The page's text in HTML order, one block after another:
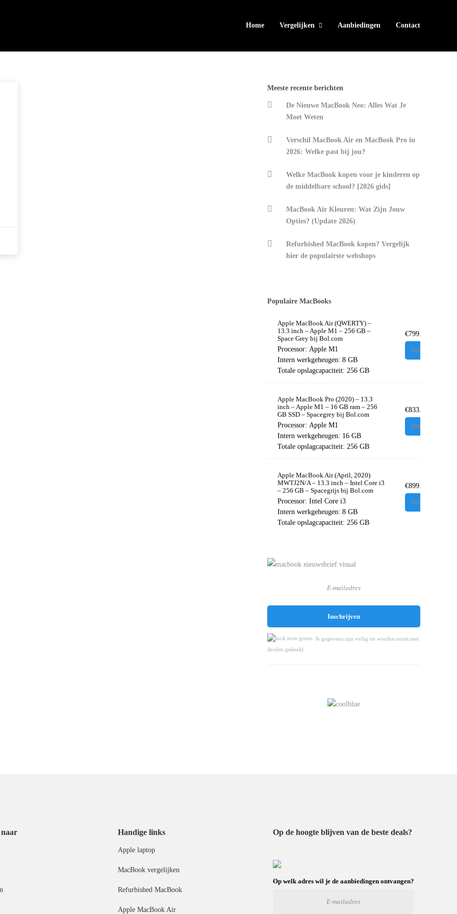
Home Vergelijken Aanbiedingen Contact
Meeste recente berichten
De Nieuwe MacBook Neo: Alles Wat Je
Moet Weten
Verschil MacBook Air en MacBook Pro in
2026: Welke past bij jou?
Welke MacBook kopen voor je kinderen op
de middelbare school? [2026 gids]
MacBook Air Kleuren: Wat Zijn Jouw
Opties? (Update 2026)
Refurbished MacBook kopen? Vergelijk
hier de populairste webshops
Populaire MacBooks
Apple MacBook Air (QWERTY) –
13.3 inch – Apple M1 – 256 GB –
Space Grey bij Bol.com
Processor: Apple M1
Intern werkgeheugen: 8 GB
Totale opslagcapaciteit: 256 GB
€799.00
Bekijken
Apple MacBook Pro (2020) – 13.3
inch – Apple M1 – 16 GB ram – 256
GB SSD – Spacegrey bij Bol.com
Processor: Apple M1
Intern werkgeheugen: 16 GB
Totale opslagcapaciteit: 256 GB
€833.00
Bekijken
Apple MacBook Air (April, 2020)
MWTJ2N/A – 13.3 inch – Intel Core i3
– 256 GB – Spacegrijs bij Bol.com
Processor: Intel Core i3
Intern werkgeheugen: 8 GB
Totale opslagcapaciteit: 256 GB
€899.99
Bekijken
Je gegevens zijn veilig en worden nooit met
derden gedeeld.
Handige links
Apple laptop
MacBook vergelijken
Refurbished MacBook
Apple MacBook Air
Op de hoogte blijven van de beste deals?
Op welk adres wil je de aanbiedingen ontvangen?